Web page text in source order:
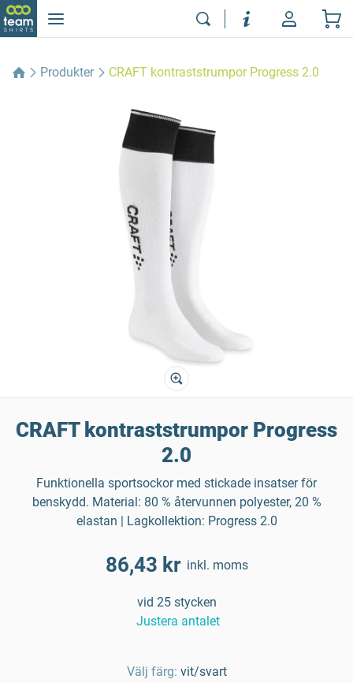
Produkter CRAFT kontraststrumpor Progress 2.0
CRAFT kontraststrumpor Progress
2.0
Funktionella sportsockor med stickade insatser för
benskydd. Material: 80 % återvunnen polyester, 20 %
elastan | Lagkollektion: Progress 2.0
86,43 kr inkl. moms
vid 25 stycken
Justera antalet
Välj färg: vit/svart